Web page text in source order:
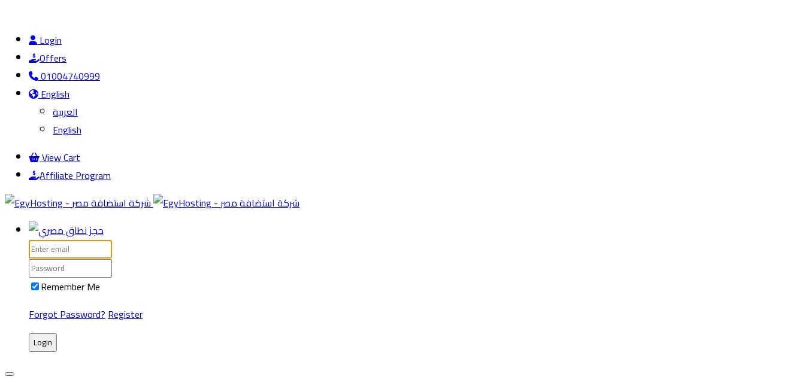
Login
Offers
01004740999
English
العربية
English
View Cart
Affiliate Program
Remember Me
Forgot Password?Register
Login